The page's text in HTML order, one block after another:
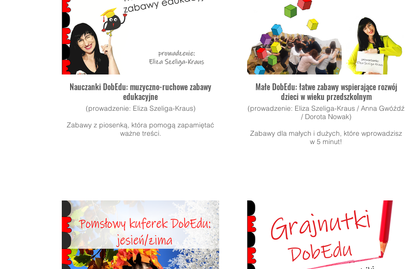
Nauczanki DobEdu: muzyczno-ruchowe zabawy
edukacyjne
(prowadzenie: Eliza Szeliga-Kraus)
Zabawy z piosenką, która pomogą zapamiętać
ważne treści.
Małe DobEdu: łatwe zabawy wspierające rozwój
dzieci w wieku przedszkolnym
(prowadzenie: Eliza Szeliga-Kraus / Anna Gwóźdź
/ Dorota Nowak)
Zabawy dla małych i dużych, które wprowadzisz
w 5 minut!